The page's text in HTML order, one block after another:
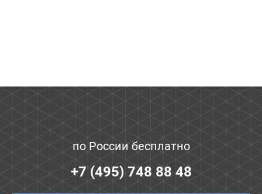
по России бесплатно
+7 (495) 748 88 48